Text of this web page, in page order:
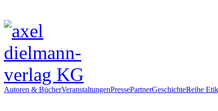
Autoren & BücherVeranstaltungenPressePartnerGeschichteReihe